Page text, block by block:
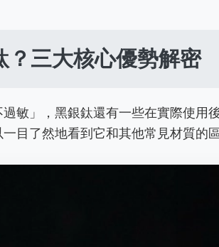
？三大核心優勢解密
敏」，黑銀鈦還有一些在實際使用
目了然地看到它和其他常見材質的區